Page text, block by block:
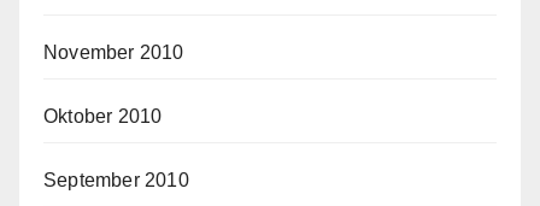
November 2010
Oktober 2010
September 2010